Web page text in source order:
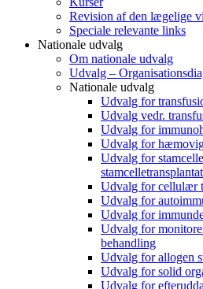
Revision af den lægelige
Speciale relevante links
Nationale udvalg
Om nationale udvalg
Udvalg –
Nationale udvalg
Udvalg for
Udvalg vedr.
Udvalg for
Udvalg for
Udvalg for
Udvalg for cellulær
Udvalg for
Udvalg for
Udvalg for
behandling
Udvalg for allogen
Udvalg for solid
Udvalg for